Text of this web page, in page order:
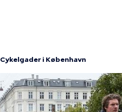
Cykelgader i København